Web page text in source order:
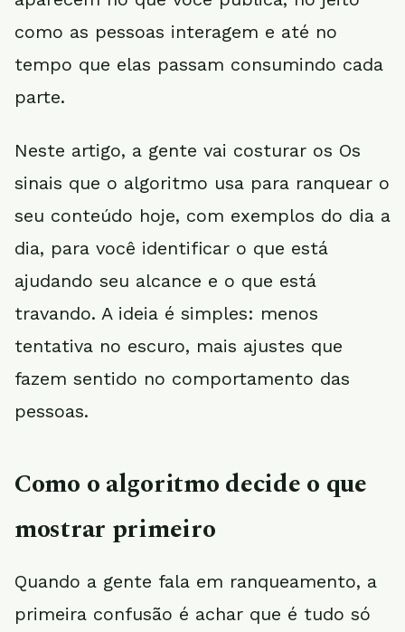
como as pessoas interagem e até no
tempo que elas passam consumindo cada
parte.
Neste artigo, a gente vai costurar os Os
sinais que o algoritmo usa para ranquear o
seu conteúdo hoje, com exemplos do dia a
dia, para você identificar o que está
ajudando seu alcance e o que está
travando. A ideia é simples: menos
tentativa no escuro, mais ajustes que
fazem sentido no comportamento das
pessoas.
Como o algoritmo decide o que
mostrar primeiro
Quando a gente fala em ranqueamento, a
primeira confusão é achar que é tudo só